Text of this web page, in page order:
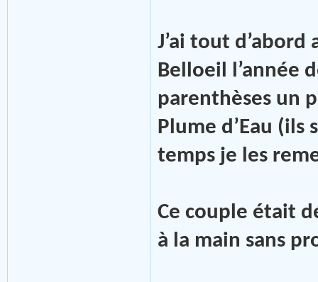
J’ai tout
Belloeil l’année
parenthèses un
Plume d’Eau
temps je les
Ce couple était
à la main sans